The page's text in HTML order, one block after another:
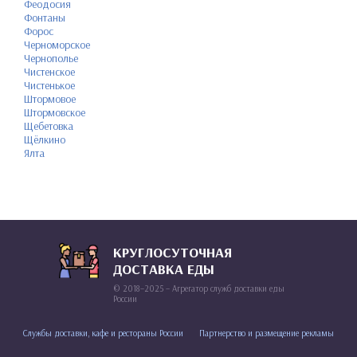
Феодосия
Фонтаны
Форос
Черноморское
Чернополье
Чистенское
Чистенькое
Штормовое
Штормовское
Щебетовка
Щёлкино
Ялта
КРУГЛОСУТОЧНАЯ
ДОСТАВКА ЕДЫ
© 2018–2025 – Агрегатор служб доставки еды
России
Службы доставки, кафе и рестораны России Партнерство и размещение рекламы